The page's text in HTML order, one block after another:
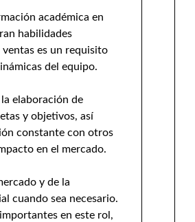
académica en
habilidades
ventas es un requisito
del equipo.
elaboración de
y objetivos, así
constante con otros
en el mercado.
y de la
cuando sea necesario.
en este rol,